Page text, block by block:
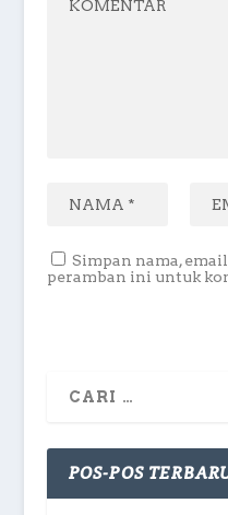
Simpan nama,
peramban ini untuk
POS-POS